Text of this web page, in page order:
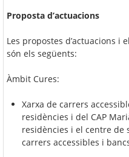
Proposta d’actuacions
Les propostes d’actuacions i
són els següents:
Àmbit Cures:
Xarxa de carrers
residències i del CAP
residències i el centre de
carrers accessibles i